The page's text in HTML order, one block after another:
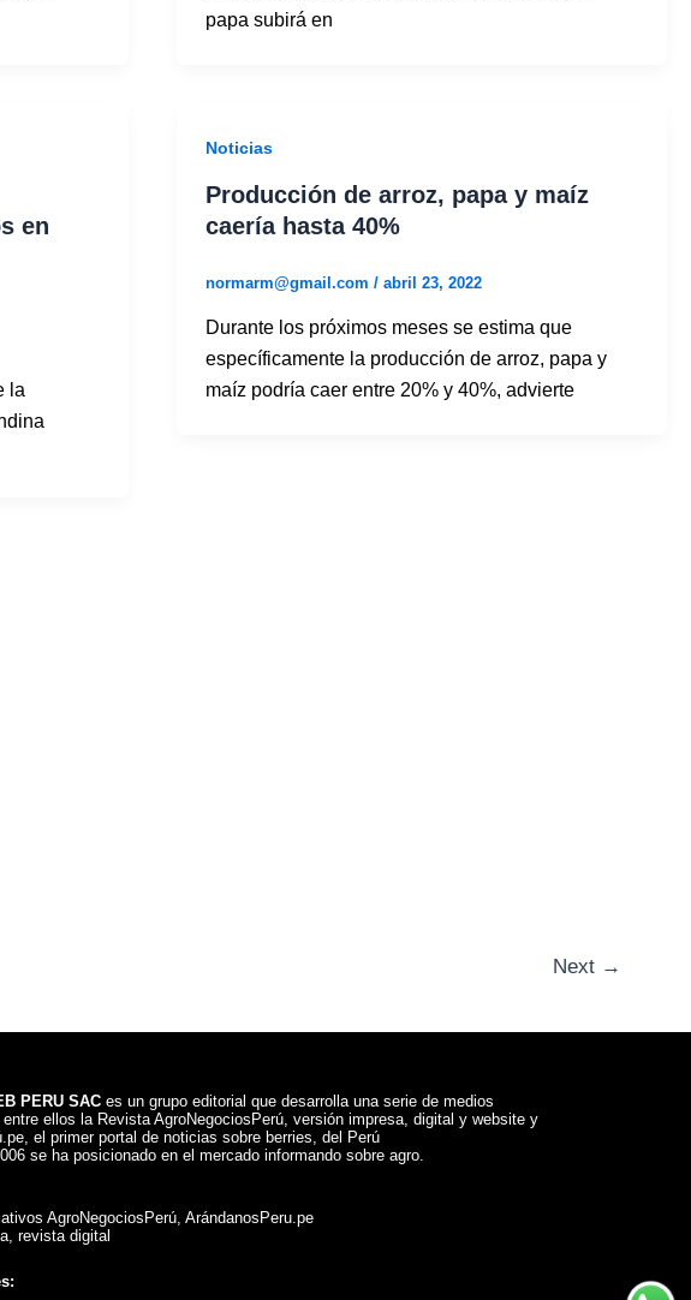
papa subirá en
en
la
Noticias
Producción de arroz, papa y maíz
caería hasta 40%
normarm@gmail.com / abril 23, 2022
Durante los próximos meses se estima que
específicamente la producción de arroz, papa y
maíz podría caer entre 20% y 40%, advierte
Next →
PERU SAC es un grupo editorial que desarrolla una serie de medios
ellos la Revista AgroNegociosPerú, versión impresa, digital y website y
el primer portal de noticias sobre berries, del Perú
se ha posicionado en el mercado informando sobre agro.
AgroNegociosPerú, ArándanosPeru.pe
revista digital